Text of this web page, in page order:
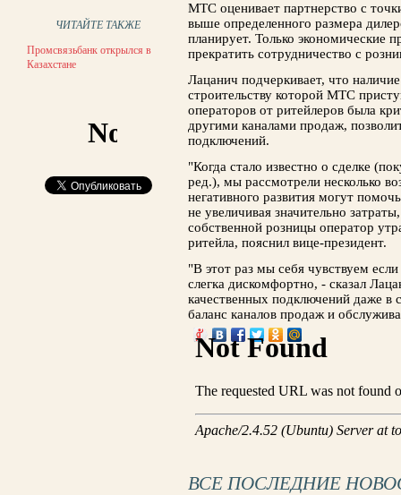
ЧИТАЙТЕ ТАКЖЕ
Промсвязьбанк открылся в
Казахстане
МТС оценивает партнерство с
выше определенного размера
планирует. Только экономические
прекратить сотрудничество с
Лацанич подчеркивает, что
строительству которой МТС
операторов от ритейлеров была
другими каналами продаж,
подключений.
"Когда стало известно о сделке
ред.), мы рассмотрели несколько
негативного развития могут
не увеличивая значительно
собственной розницы оператор
ритейла, пояснил вице-президент.
"В этот раз мы себя чувствуем
слегка дискомфортно, - сказал
качественных подключений даже в
баланс каналов продаж и
ВСЕ ПОСЛЕДНИЕ